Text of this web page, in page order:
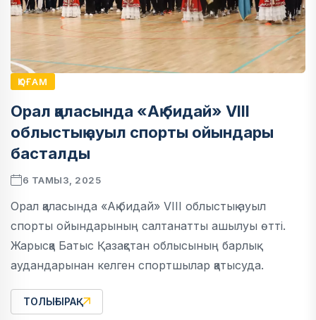
ҚОҒАМ
Орал қаласында «Ақ бидай» VIII
облыстық ауыл спорты ойындары
басталды
6 ТАМЫЗ, 2025
Орал қаласында «Ақ бидай» VIII облыстық ауыл
спорты ойындарының салтанатты ашылуы өтті.
Жарысқа Батыс Қазақстан облысының барлық
аудандарынан келген спортшылар қатысуда.
ТОЛЫҒЫРАҚ